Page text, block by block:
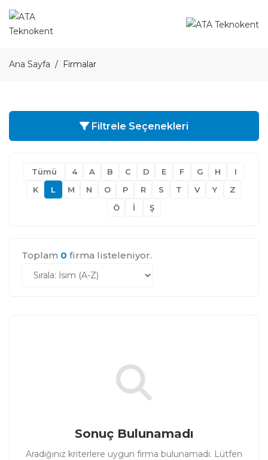
Ana Sayfa Firmalar
Filtrele Seçenekleri
Tümü 4 A B C D E F G H
I
K
L M N O P R S T V Y
Z
Ö
İ Ş
Toplam 0 firma listeleniyor.
Sonuç Bulunamadı
Aradığınız kriterlere uygun firma bulunamadı. Lütfen